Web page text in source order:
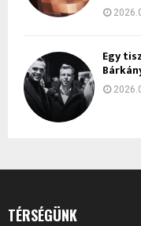
Egy
TÉRSÉGÜNK